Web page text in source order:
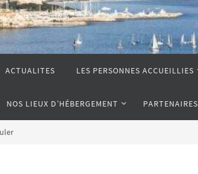
ACTUALITES LES PERSONNES ACCUEILLIES
NOS LIEUX D’HÉBERGEMENT PARTENAIRES